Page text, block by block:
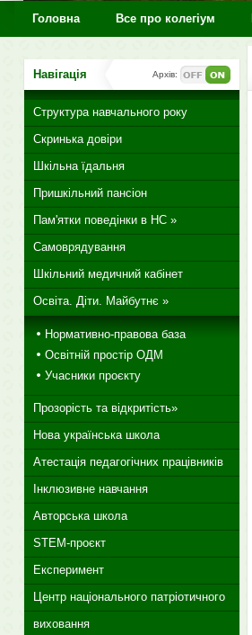
Головна Все про колегіум
Навігація Архів:
Структура навчального року
Скринька довіри
Шкільна їдальня
Пришкільний пансіон
Пам'ятки поведінки в НС »
Самоврядування
Шкільний медичний кабінет
Освіта. Діти. Майбутнє »
Нормативно-правова база
Освітній простір ОДМ
Учасники проєкту
Прозорість та відкритість»
Нова українська школа
Атестація педагогічних працівників
Інклюзивне навчання
Авторська школа
STEM-проєкт
Експеримент
Центр національного патріотичного
виховання